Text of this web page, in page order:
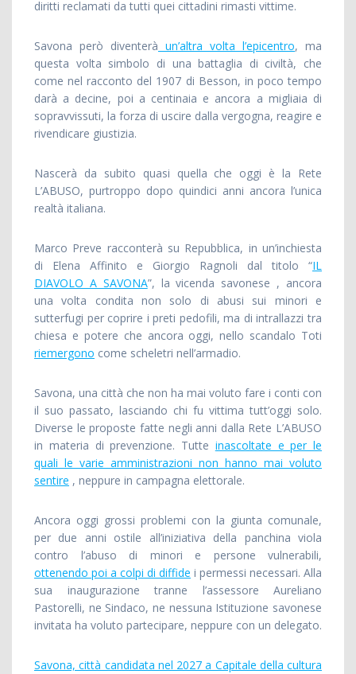
diritti reclamati da tutti quei cittadini rimasti vittime.
Savona però diventerà un’altra volta l’epicentro, ma
questa volta simbolo di una battaglia di civiltà, che
come nel racconto del 1907 di Besson, in poco tempo
darà a decine, poi a centinaia e ancora a migliaia di
sopravvissuti, la forza di uscire dalla vergogna, reagire e
rivendicare giustizia.
Nascerà da subito quasi quella che oggi è la Rete
L’ABUSO, purtroppo dopo quindici anni ancora l’unica
realtà italiana.
Marco Preve racconterà su Repubblica, in un’inchiesta
di Elena Affinito e Giorgio Ragnoli dal titolo “IL
DIAVOLO A SAVONA”, la vicenda savonese , ancora
una volta condita non solo di abusi sui minori e
sutterfugi per coprire i preti pedofili, ma di intrallazzi tra
chiesa e potere che ancora oggi, nello scandalo Toti
riemergono come scheletri nell’armadio.
Savona, una città che non ha mai voluto fare i conti con
il suo passato, lasciando chi fu vittima tutt’oggi solo.
Diverse le proposte fatte negli anni dalla Rete L’ABUSO
in materia di prevenzione. Tutte inascoltate e per le
quali le varie amministrazioni non hanno mai voluto
sentire , neppure in campagna elettorale.
Ancora oggi grossi problemi con la giunta comunale,
per due anni ostile all’iniziativa della panchina viola
contro l’abuso di minori e persone vulnerabili,
ottenendo poi a colpi di diffide i permessi necessari. Alla
sua inaugurazione tranne l’assessore Aureliano
Pastorelli, ne Sindaco, ne nessuna Istituzione savonese
invitata ha voluto partecipare, neppure con un delegato.
Savona, città candidata nel 2027 a Capitale della cultura